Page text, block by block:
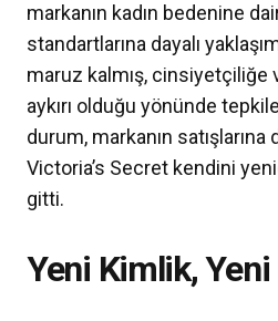
markanın kadın bedenine
standartlarına dayalı
maruz kalmış, cinsiyetçiliğe
aykırı olduğu yönünde
durum, markanın satışlarına
Victoria’s Secret kendini
gitti.
Yeni Kimlik,